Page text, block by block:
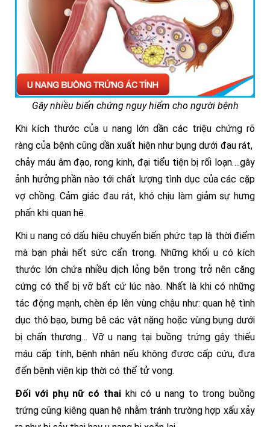
Gây nhiều biến chứng nguy hiểm cho người bệnh
Khi kích thước của u nang lớn dần các triệu chứng rõ
ràng của bệnh cũng dần xuất hiện như bụng dưới đau rát,
chảy máu âm đạo, rong kinh, đại tiểu tiện bị rối loạn….gây
ảnh hưởng phần nào tới chất lượng tình dục của các cặp
vợ chồng. Cảm giác đau rát, khó chịu làm giảm sự hưng
phấn khi quan hệ.
Khi u nang có dấu hiệu chuyển biến phức tạp là thời điểm
mà bạn phải hết sức cẩn trọng. Những khối u có kích
thước lớn chứa nhiều dịch lỏng bên trong trở nên căng
cứng có thể bị vỡ bất cứ lúc nào. Nhất là khi có những
tác động mạnh, chèn ép lên vùng chậu như: quan hệ tình
dục thô bạo, bưng bê các vật nặng hoặc vùng bụng dưới
bị chấn thương… Vỡ u nang tại buồng trứng gây thiếu
máu cấp tính, bệnh nhân nếu không được cấp cứu, đưa
đến bệnh viện kịp thời có thể tử vong.
Đối với phụ nữ có thaikhi có u nang to trong buồng
trứng cũng kiêng quan hệ nhằm tránh trường hợp xấu xảy